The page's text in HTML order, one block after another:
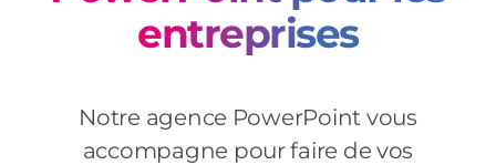
entreprises
Notre agence PowerPoint vous
accompagne pour faire de vos